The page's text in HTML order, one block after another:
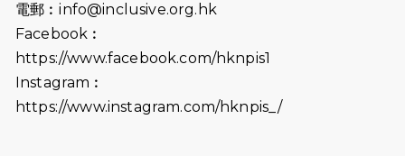
2025-06-09
《猛龍傳之誰怕誰》電影欣賞 - 感謝
生，GBS，JP出席
2025-06-06
《為你喝采陳百強歌迷會》慷慨贊助
38張門票欣賞香港中樂團 X 陳百強 —
電郵︰info@inclusive.org.hk
Facebook︰
https://www.facebook.com/hknpis1
Instagram︰
https://www.instagram.com/hknpis_/